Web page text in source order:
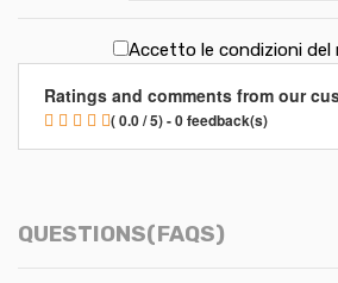
Accetto le condizioni del
Ratings and comments from our
( 0.0 / 5) - 0 feedback(s)
QUESTIONS(FAQS)